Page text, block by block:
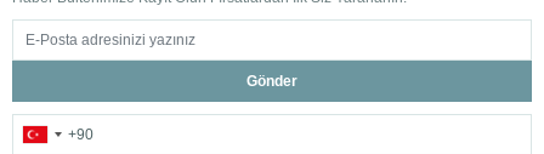
Gönder